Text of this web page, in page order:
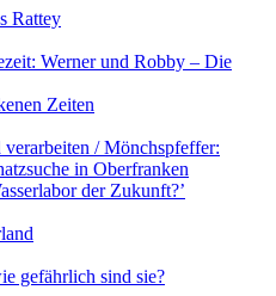
Rattey
Werner und Robby – Die
Zeiten
/​ Mönchspfeffer:
in Oberfranken
der Zukunft?’
gefährlich sind sie?